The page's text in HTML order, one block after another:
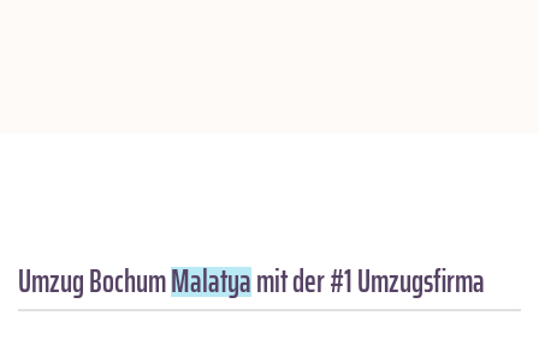
Umzug BochumMalatyamit der #1 Umzugsfirma